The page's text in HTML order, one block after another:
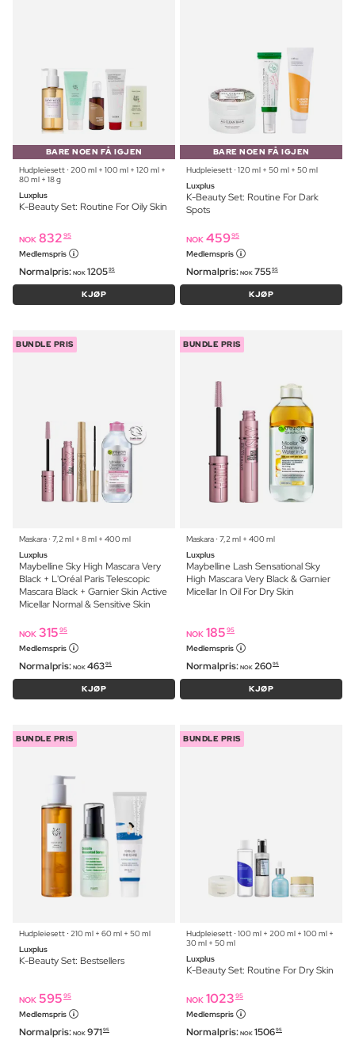
BARE NOEN FÅ IGJEN
Hudpleiesett ⋅ 200 ml + 100 ml + 120 ml +
80 ml + 18 g
Luxplus
K-Beauty Set: Routine For Oily Skin
NOK 832 95
Medlemspris
Normalpris: NOK 120595
KJØP
BARE NOEN FÅ IGJEN
Hudpleiesett ⋅ 120 ml + 50 ml + 50 ml
Luxplus
K-Beauty Set: Routine For Dark
Spots
NOK 45995
Medlemspris
Normalpris: NOK 75595
KJØP
BUNDLE PRIS
Maskara ⋅ 7,2 ml + 8 ml + 400 ml
Luxplus
Maybelline Sky High Mascara Very
Black + L'Oréal Paris Telescopic
Mascara Black + Garnier Skin Active
Micellar Normal & Sensitive Skin
NOK 315 95
Medlemspris
Normalpris: NOK 46395
KJØP
BUNDLE PRIS
Maskara ⋅ 7,2 ml + 400 ml
Luxplus
Maybelline Lash Sensational Sky
High Mascara Very Black & Garnier
Micellar In Oil For Dry Skin
NOK 185 95
Medlemspris
Normalpris: NOK 26095
KJØP
BUNDLE PRIS
Hudpleiesett ⋅ 210 ml + 60 ml + 50 ml
Luxplus
K-Beauty Set: Bestsellers
NOK 595 95
Medlemspris
Normalpris: NOK 97195
BUNDLE PRIS
Hudpleiesett ⋅ 100 ml + 200 ml + 100 ml +
30 ml + 50 ml
Luxplus
K-Beauty Set: Routine For Dry Skin
NOK 1023 95
Medlemspris
Normalpris: NOK 150695